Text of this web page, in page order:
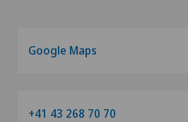
Google Maps
+41 43 268 70 70